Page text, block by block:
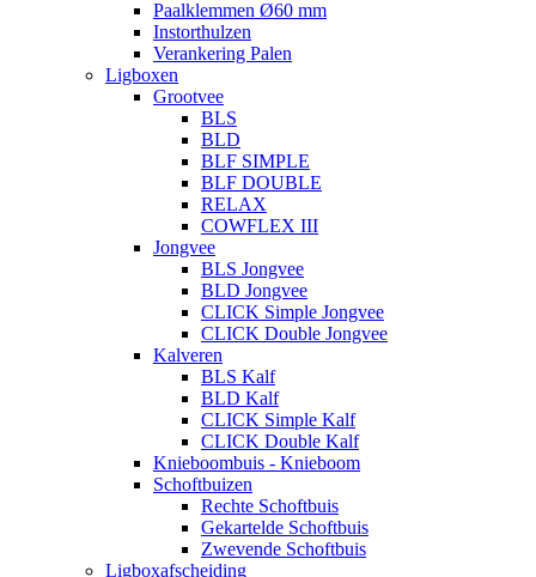
Paalklemmen Ø60 mm
Instorthulzen
Verankering Palen
Ligboxen
Grootvee
BLS
BLD
BLF SIMPLE
BLF DOUBLE
RELAX
COWFLEX III
Jongvee
BLS Jongvee
BLD Jongvee
CLICK Simple Jongvee
CLICK Double Jongvee
Kalveren
BLS Kalf
BLD Kalf
CLICK Simple Kalf
CLICK Double Kalf
Knieboombuis - Knieboom
Schoftbuizen
Rechte Schoftbuis
Gekartelde Schoftbuis
Zwevende Schoftbuis
Ligboxafscheiding